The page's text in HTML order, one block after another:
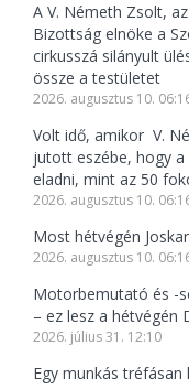
A V. Németh Zsolt,
Bizottság elnöke a
cirkusszá silányult
össze a testületet
2026. augusztus 10.
Volt idő, amikor V.
jutott eszébe, hogy
eladni, mint az 50
2026. augusztus 10.
Most hétvégén
2026. augusztus 10.
Motorbemutató és -
– ez lesz a hétvégén
2026. július 31. 12:10
Egy munkás